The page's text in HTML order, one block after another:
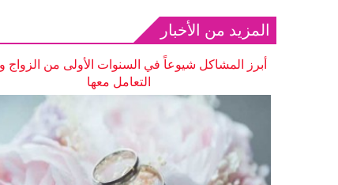
المزيد من الأخبار
أبرز المشاكل شيوعاً في السنوات الأولى من الزواج
التعامل معها